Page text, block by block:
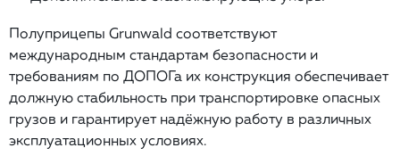
Полуприцепы Grunwald соответствуют
международным стандартам безопасности и
требованиям по ДОПОГа их конструкция обеспечивает
должную стабильность при транспортировке опасных
грузов и гарантирует надёжную работу в различных
эксплуатационных условиях.